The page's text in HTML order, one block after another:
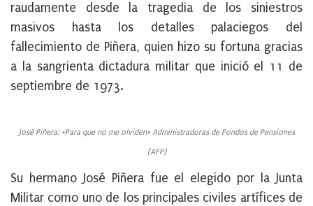
raudamente desde la tragedia de los siniestros
masivos hasta los detalles palaciegos del
fallecimiento de Piñera, quien hizo su fortuna gracias
a la sangrienta dictadura militar que inició el 11 de
septiembre de 1973.
José Piñera: «Para que no me olviden» Administradoras de Fondos de Pensiones
(AFP)
Su hermano José Piñera fue el elegido por la Junta
Militar como uno de los principales civiles artífices de